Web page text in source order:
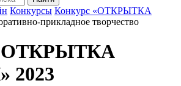
Конкурсы Конкурс «ОТКРЫТКА
прикладное творчество